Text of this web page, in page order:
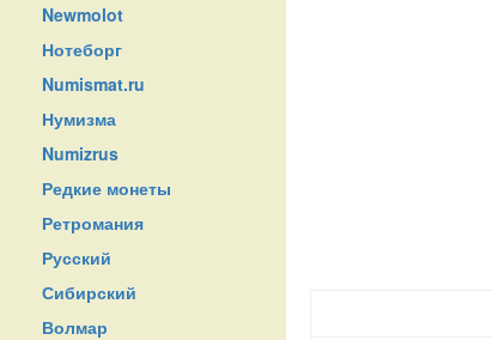
Newmolot
Нотеборг
Numismat.ru
Нумизма
Numizrus
Редкие монеты
Ретромания
Русский
Сибирский
Волмар